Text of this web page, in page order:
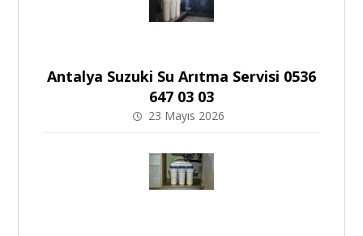
Antalya Suzuki Su Arıtma Servisi 0536
647 03 03
23 Mayıs 2026